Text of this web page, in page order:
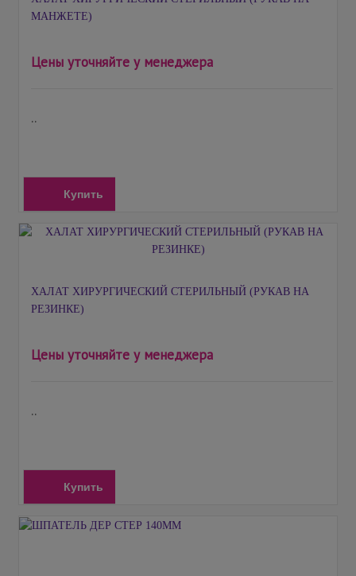
МАНЖЕТЕ)
Цены уточняйте у менеджера
..
Купить
ХАЛАТ ХИРУРГИЧЕСКИЙ СТЕРИЛЬНЫЙ (РУКАВ НА
РЕЗИНКЕ)
Цены уточняйте у менеджера
..
Купить